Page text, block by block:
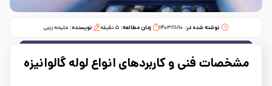
نوشته شده در: ۱۴۰۳/۱۱/۱۰ زمان مطالعه:‌ ۵ دقیقه نویسنده: ملیحه زینی
مشخصات فنی و کاربردهای انواع لوله گالوانیزه